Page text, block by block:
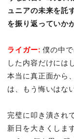
ュニアの未来を託
を振り返っていか
ライガー:僕の中
した内容だけには
本当に真正面から
は、もう悔いはな
完璧に叩き潰され
新日を大きくしま